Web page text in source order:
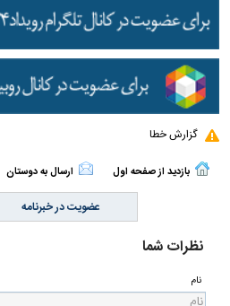
گزارش خطا
بازدید از صفحه اول ارسال به دوستان
عضویت در خبرنامه
نظرات شما
نام